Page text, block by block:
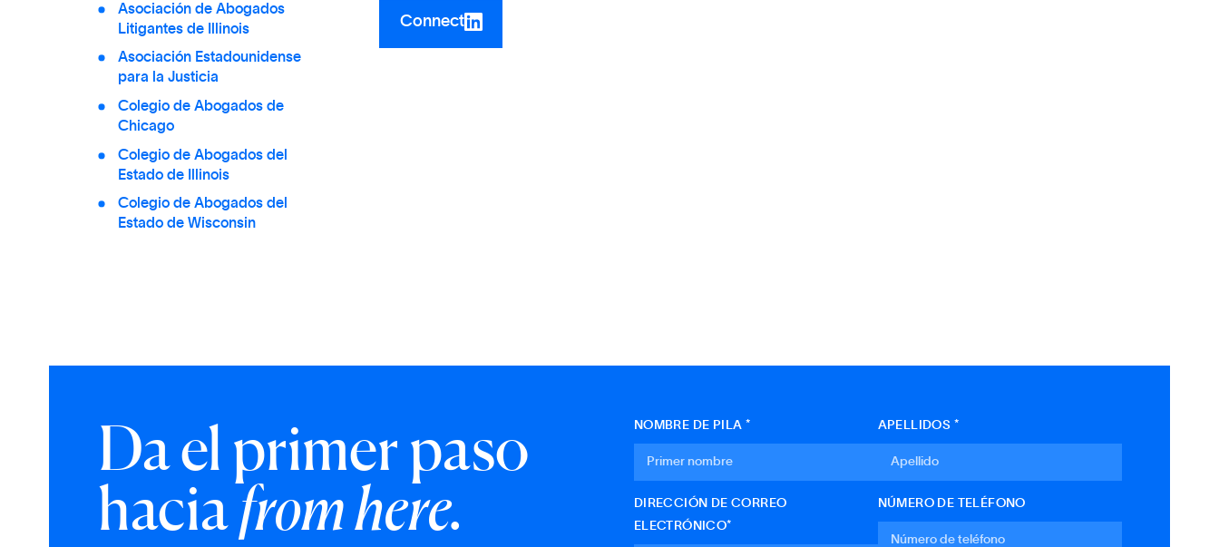
Asociación de Abogados
Litigantes de Illinois
Asociación Estadounidense
para la Justicia
Colegio de Abogados de
Chicago
Colegio de Abogados del
Estado de Illinois
Colegio de Abogados del
Estado de Wisconsin
Connect
Da el primer paso
haciafrom here.
NOMBRE DE PILA * APELLIDOS *
DIRECCIÓN DE CORREO
ELECTRÓNICO*
NÚMERO DE TELÉFONO